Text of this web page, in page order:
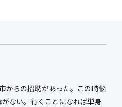
からの招聘があった。この時悩
ない。行くことになれば単身